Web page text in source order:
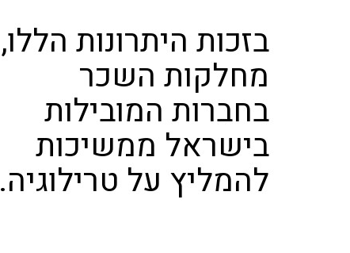
בזכות היתרונות הללו,
מחלקות השכר
בחברות המובילות
בישראל ממשיכות
להמליץ על טרילוגיה.